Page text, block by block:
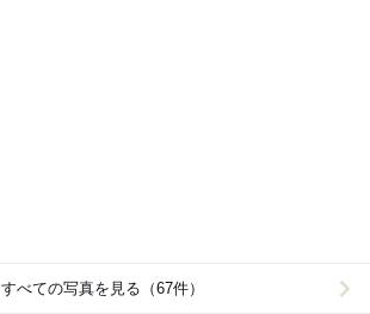
すべての写真を見る（67件）